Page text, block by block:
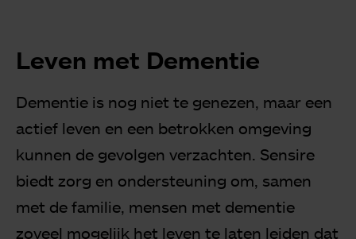
Leven met Dementie
Dementie is nog niet te genezen, maar een
actief leven en een betrokken omgeving
kunnen de gevolgen verzachten. Sensire
biedt zorg en ondersteuning om, samen
met de familie, mensen met dementie
zoveel mogelijk het leven te laten leiden dat